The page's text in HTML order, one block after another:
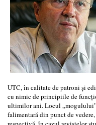
UTC, în calitate de patroni şi
cu nimic de principiile de
ultimilor ani. Locul
falimentară din punct de